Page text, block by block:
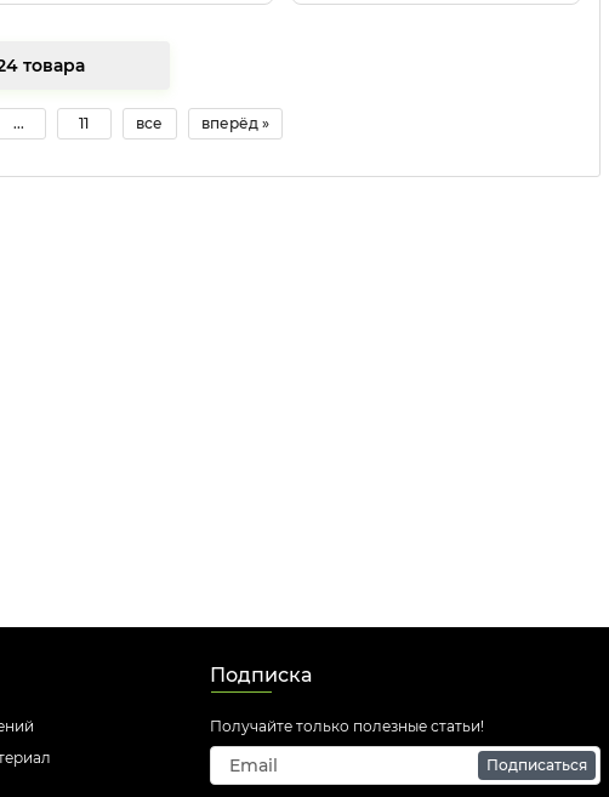
Показать еще 24 товара
... 11 все вперёд »
Подписка
Получайте только полезные статьи!
Подписаться